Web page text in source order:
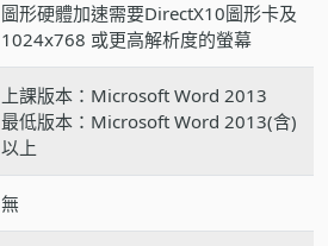
圖形硬體加速需要DirectX10圖形卡及
1024x768 或更高解析度的螢幕
上課版本：Microsoft Word 2013
最低版本：Microsoft Word 2013(含)
以上
無